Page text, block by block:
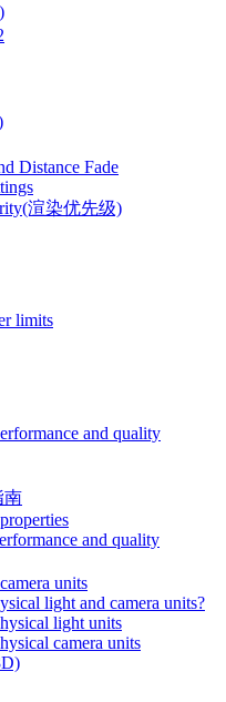
Distance Fade
渲染优先级)
limits
and quality
南
and quality
units
light and camera units?
light units
camera units